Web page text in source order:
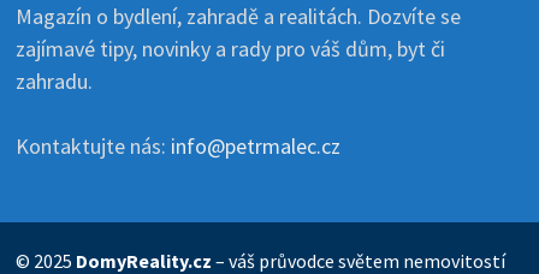
Magazín o bydlení, zahradě a realitách. Dozvíte se
zajímavé tipy, novinky a rady pro váš dům, byt či
zahradu.
Kontaktujte nás: info@petrmalec.cz
© 2025 DomyReality.cz – váš průvodce světem nemovitostí